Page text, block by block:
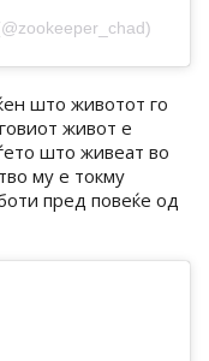
што животот го
живот е
што живеат во
му е токму
пред повеќе од